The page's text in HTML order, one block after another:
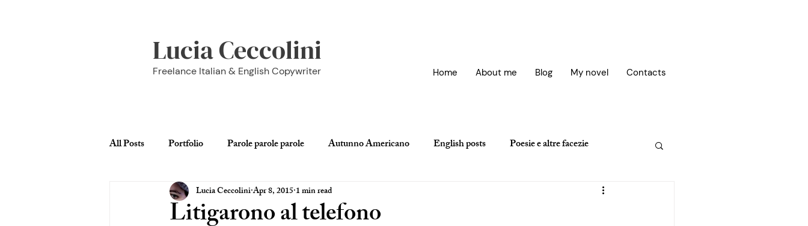
Lucia Ceccolini
Freelance Italian & English Copywriter Home About me Blog My novel Contacts
All Posts Portfolio Parole parole parole Autunno Americano English posts Poesie e altre facezie
Viaggi C'est la vie
Litigarono al telefono
Lucia CeccoliniApr 8, 2015 1 min read